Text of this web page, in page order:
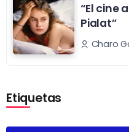
“El cine
Pialat”
Charo
Etiquetas